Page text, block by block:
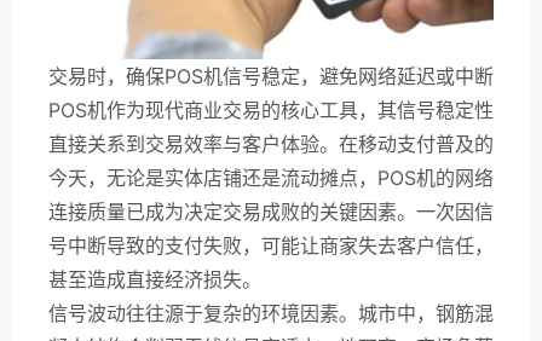
交易时，确保POS机信号稳定，避免网络延迟或中断
POS机作为现代商业交易的核心工具，其信号稳定性
直接关系到交易效率与客户体验。在移动支付普及的
今天，无论是实体店铺还是流动摊点，POS机的网络
连接质量已成为决定交易成败的关键因素。一次因信
号中断导致的支付失败，可能让商家失去客户信任，
甚至造成直接经济损失。
信号波动往往源于复杂的环境因素。城市中，钢筋混